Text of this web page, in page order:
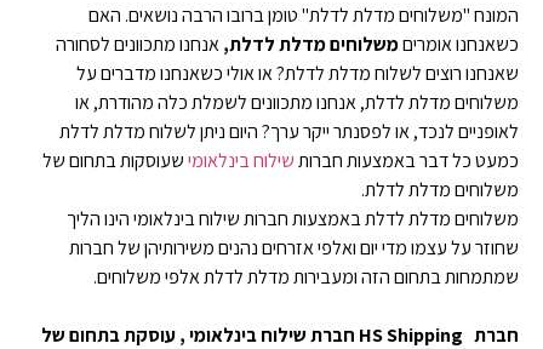
המונח "משלוחים מדלת לדלת" טומן ברובו הרבה נושאים. האם
כשאנחנו אומריםמשלוחים מדלת לדלת,אנחנו מתכוונים לסחורה
שאנחנו רוצים לשלוח מדלת לדלת? או אולי כשאנחנו מדברים על
משלוחים מדלת לדלת, אנחנו מתכוונים לשמלת כלה מהודרת, או
לאופניים לנכד, או לפסנתר ייקר ערך? היום ניתן לשלוח מדלת לדלת
כמעט כל דבר באמצעות חברותשילוח בינלאומישעוסקות בתחום של
משלוחים מדלת לדלת.
משלוחים מדלת לדלת באמצעות חברות שילוח בינלאומי הינו הליך
שחוזר על עצמו מדי יום ואלפי אזרחים נהנים משירותיהן של חברות
שמתמחות בתחום הזה ומעבירות מדלת לדלת אלפי משלוחים.
חברת HS Shipping חברת שילוח בינלאומי , עוסקת בתחום של